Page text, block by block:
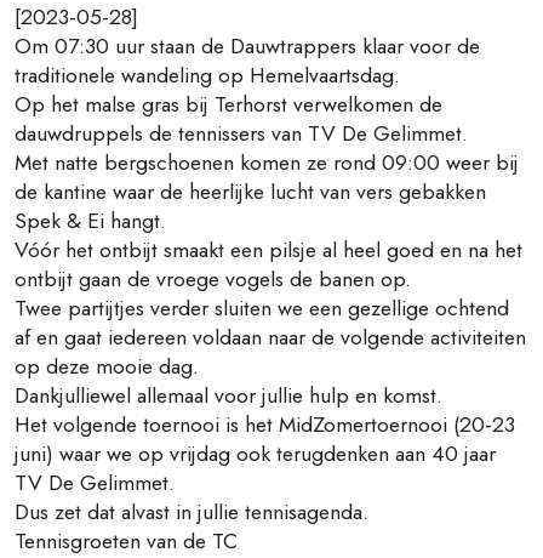
[2023-05-28]
Om 07:30 uur staan de Dauwtrappers klaar voor de
traditionele wandeling op Hemelvaartsdag.
Op het malse gras bij Terhorst verwelkomen de
dauwdruppels de tennissers van TV De Gelimmet.
Met natte bergschoenen komen ze rond 09:00 weer bij
de kantine waar de heerlijke lucht van vers gebakken
Spek & Ei hangt.
Vóór het ontbijt smaakt een pilsje al heel goed en na het
ontbijt gaan de vroege vogels de banen op.
Twee partijtjes verder sluiten we een gezellige ochtend
af en gaat iedereen voldaan naar de volgende activiteiten
op deze mooie dag.
Dankjulliewel allemaal voor jullie hulp en komst.
Het volgende toernooi is het MidZomertoernooi (20-23
juni) waar we op vrijdag ook terugdenken aan 40 jaar
TV De Gelimmet.
Dus zet dat alvast in jullie tennisagenda.
Tennisgroeten van de TC